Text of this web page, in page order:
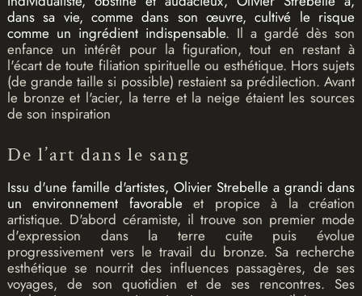
dans sa vie, comme dans son œuvre, cultivé le risque
comme un ingrédient indispensable. Il a gardé dès son
enfance un intérêt pour la figuration, tout en restant à
l'écart de toute filiation spirituelle ou esthétique. Hors sujets
(de grande taille si possible) restaient sa prédilection. Avant
le bronze et l'acier, la terre et la neige étaient les sources
de son inspiration
De l’art dans le sang
Issu d'une famille d'artistes, Olivier Strebelle a grandi dans
un environnement favorable et propice à la création
artistique. D'abord céramiste, il trouve son premier mode
d'expression dans la terre cuite puis évolue
progressivement vers le travail du bronze. Sa recherche
esthétique se nourrit des influences passagères, de ses
voyages, de son quotidien et de ses rencontres. Ses